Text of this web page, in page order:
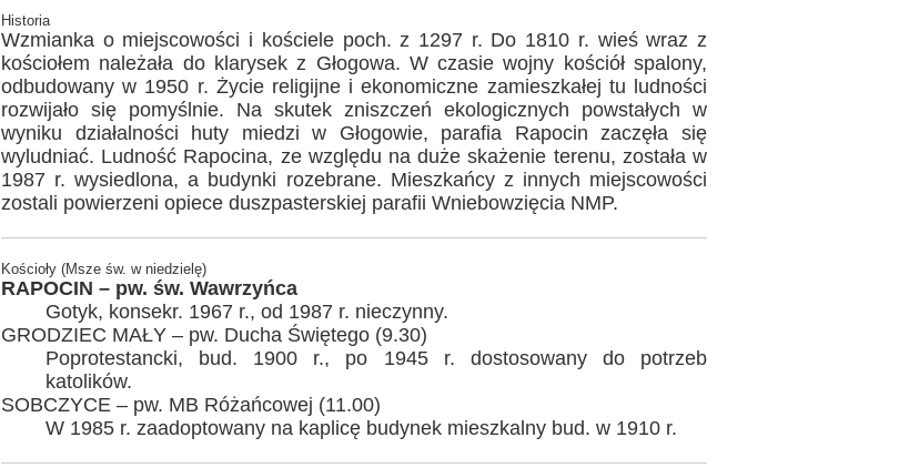
Historia
Wzmianka o miejscowości i kościele poch. z 1297 r. Do 1810 r. wieś wraz z
kościołem należała do klarysek z Głogowa. W czasie wojny kościół spalony,
odbudowany w 1950 r. Życie religijne i ekonomiczne zamieszkałej tu ludności
rozwijało się pomyślnie. Na skutek zniszczeń ekologicznych powstałych w
wyniku działalności huty miedzi w Głogowie, parafia Rapocin zaczęła się
wyludniać. Ludność Rapocina, ze względu na duże skażenie terenu, została w
1987 r. wysiedlona, a budynki rozebrane. Mieszkańcy z innych miejscowości
zostali powierzeni opiece duszpasterskiej parafii Wniebowzięcia NMP.
Kościoły (Msze św. w niedzielę)
RAPOCIN – pw. św. Wawrzyńca
Gotyk, konsekr. 1967 r., od 1987 r. nieczynny.
GRODZIEC MAŁY – pw. Ducha Świętego (9.30)
Poprotestancki, bud. 1900 r., po 1945 r. dostosowany do potrzeb
katolików.
SOBCZYCE – pw. MB Różańcowej (11.00)
W 1985 r. zaadoptowany na kaplicę budynek mieszkalny bud. w 1910 r.